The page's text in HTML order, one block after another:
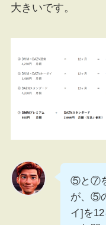
大きいです。
⑤と⑦
が、⑤
イ]を